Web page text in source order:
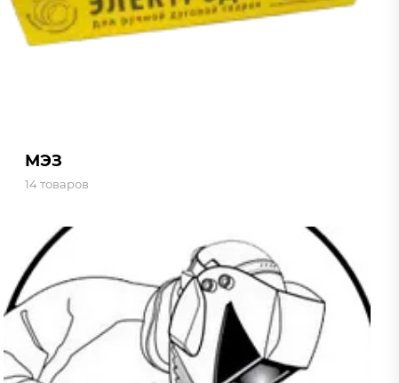
МЭЗ
14 товаров